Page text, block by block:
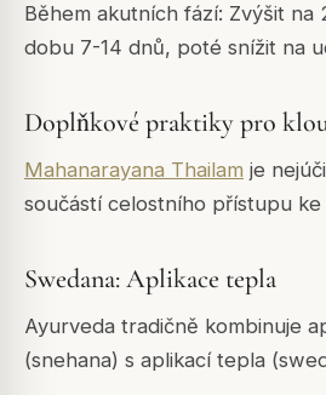
Během akutních fází: Zvýšit na
dobu 7-14 dnů, poté snížit na
Doplňkové praktiky pro
Mahanarayana Thailam je
součástí celostního přístupu
Swedana: Aplikace tepla
Ayurveda tradičně kombinuje
(snehana) s aplikací tepla